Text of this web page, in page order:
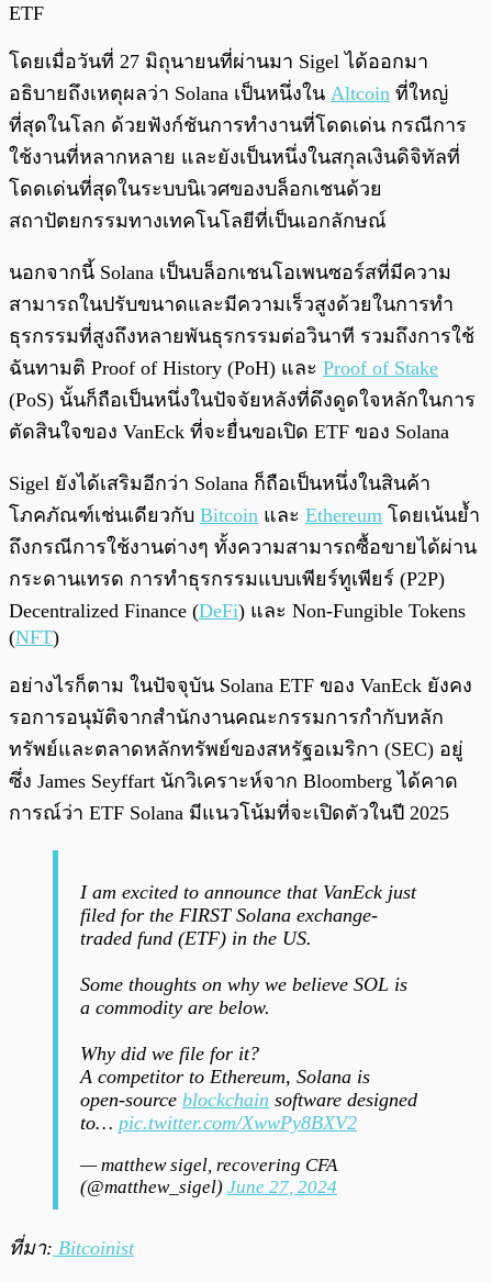
ETF
โดยเมื่อวันที่ 27 มิถุนายนที่ผ่านมา Sigel ได้ออกมา
อธิบายถึงเหตุผลว่า Solana เป็นหนึ่งใน Altcoin ที่ใหญ่
ที่สุดในโลก ด้วยฟังก์ชันการทำงานที่โดดเด่น กรณีการ
ใช้งานที่หลากหลาย และยังเป็นหนึ่งในสกุลเงินดิจิทัลที่
โดดเด่นที่สุดในระบบนิเวศของบล็อกเชนด้วย
สถาปัตยกรรมทางเทคโนโลยีที่เป็นเอกลักษณ์
นอกจากนี้ Solana เป็นบล็อกเชนโอเพนซอร์สที่มีความ
สามารถในปรับขนาดและมีความเร็วสูงด้วยในการทำ
ธุรกรรมที่สูงถึงหลายพันธุรกรรมต่อวินาที รวมถึงการใช้
ฉันทามติ Proof of History (PoH) และ Proof of Stake
(PoS) นั้นก็ถือเป็นหนึ่งในปัจจัยหลังที่ดึงดูดใจหลักในการ
ตัดสินใจของ VanEck ที่จะยื่นขอเปิด ETF ของ Solana
Sigel ยังได้เสริมอีกว่า Solana ก็ถือเป็นหนึ่งในสินค้า
โภคภัณฑ์เช่นเดียวกับ Bitcoin และ Ethereum โดยเน้นย้ำ
ถึงกรณีการใช้งานต่างๆ ทั้งความสามารถซื้อขายได้ผ่าน
กระดานเทรด การทำธุรกรรมแบบเพียร์ทูเพียร์ (P2P)
Decentralized Finance (DeFi) และ Non-Fungible Tokens
(NFT)
อย่างไรก็ตาม ในปัจจุบัน Solana ETF ของ VanEck ยังคง
รอการอนุมัติจากสำนักงานคณะกรรมการกำกับหลัก
ทรัพย์และตลาดหลักทรัพย์ของสหรัฐอเมริกา (SEC) อยู่
ซึ่ง James Seyffart นักวิเคราะห์จาก Bloomberg ได้คาด
การณ์ว่า ETF Solana มีแนวโน้มที่จะเปิดตัวในปี 2025
I am excited to announce that VanEck just
filed for the FIRST Solana exchange-
traded fund (ETF) in the US.
Some thoughts on why we believe SOL is
a commodity are below.
Why did we file for it?
A competitor to Ethereum, Solana is
open-source blockchain software designed
to… pic.twitter.com/XwwPy8BXV2
— matthew sigel, recovering CFA
(@matthew_sigel) June 27, 2024
ที่มา: Bitcoinist